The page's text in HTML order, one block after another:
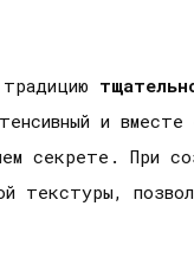
и
секрете. При
текстуры,